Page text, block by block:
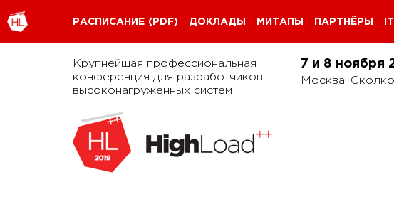
РАСПИСАНИЕ (PDF) ДОКЛАДЫ МИТАПЫ ПАРТНЁРЫ
Крупнейшая профессиональная
конференция для разработчиков
высоконагруженных систем
7 и 8 ноября
Москва,